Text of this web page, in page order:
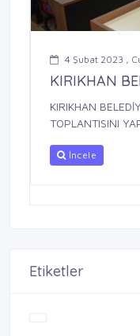
4 Şubat 2023 ,
KIRIKHAN
KIRIKHAN
TOPLANTISINI
İncele
Etiketler